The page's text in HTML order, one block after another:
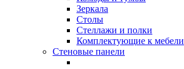
Зеркала
Столы
Стеллажи и полки
Комплектующие к мебели
Стеновые панели